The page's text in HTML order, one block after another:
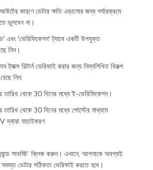
কারণে ডেটার ক্ষতি এড়ানোর জন্য পর্যায়ক্রমে
ভুলবেন না।
এবং 'ভেরিফিকেশন' ট্যাবে একটি উপযুক্ত
নিন।
ট্যাক্স রিটার্ন ভেরিফাই করার জন্য নিম্নলিখিত বিকল্প
নিন:
থেকে 30 দিনের মধ্যে ই-ভেরিফিকেশন।
থেকে 30 দিনের মধ্যে পোস্টের মাধ্যমে
যাচাইকরণ
সাবমিট’ ক্লিক করুন। এখানে, আপনাকে অবশ্যই
ডেটার সঠিকতা ভেরিফাই করতে হবে।